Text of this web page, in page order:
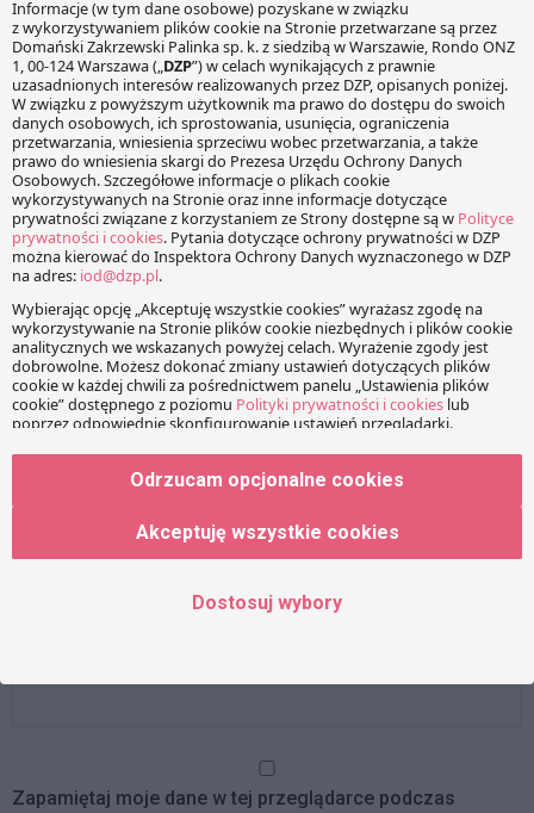
KOMENTARZE
Twój adres e-mail nie zostanie opublikowany. Wymagane
pola są oznaczone*
Wiadomość
Imię
Zapamiętaj moje dane w tej przeglądarce podczas
Odrzucam opcjonalne cookies
Akceptuję wszystkie cookies
Dostosuj wybory